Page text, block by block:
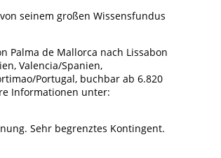
seinem großen Wissensfundus
Palma de Mallorca nach Lissabon
Valencia/Spanien,
Portugal, buchbar ab 6.820
Informationen unter:
Sehr begrenztes Kontingent.
VEREINSSATZUNG